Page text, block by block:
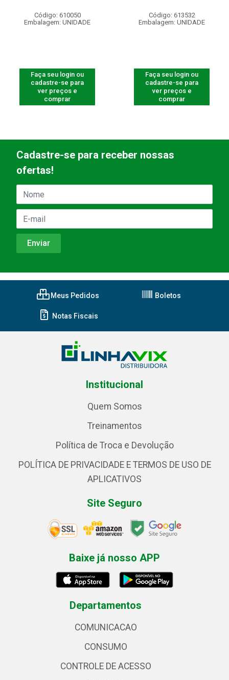
Código: 610050
Embalagem: UNIDADE
Faça seu login ou
cadastre-se para
ver preços e
comprar
Código: 613532
Embalagem: UNIDADE
Faça seu login ou
cadastre-se para
ver preços e
comprar
Cadastre-se para receber nossas
ofertas!
Meus Pedidos Boletos
Notas Fiscais
Institucional
Quem Somos
Treinamentos
Política de Troca e Devolução
POLÍTICA DE PRIVACIDADE E TERMOS DE USO DE
APLICATIVOS
Site Seguro
Baixe já nosso APP
Departamentos
COMUNICACAO
CONSUMO
CONTROLE DE ACESSO